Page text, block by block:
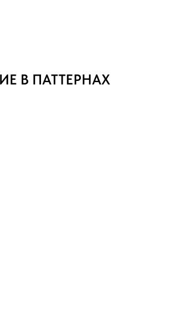
В ПАТТЕРНАХ